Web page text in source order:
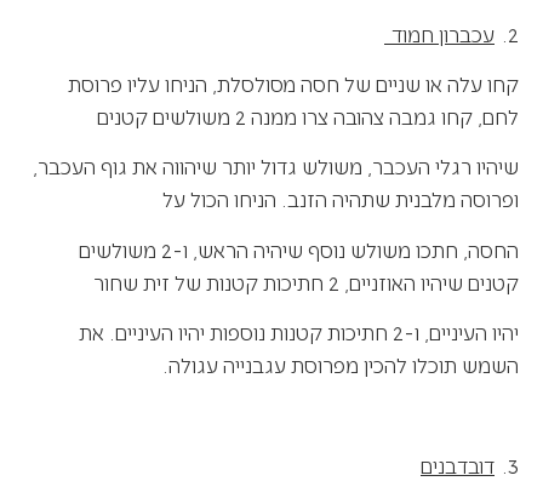
2. עכברון חמוד
קחו עלה או שניים של חסה מסולסלת, הניחו עליו פרוסת
לחם, קחו גמבה צהובה צרו ממנה 2 משולשים קטנים
שיהיו רגלי העכבר, משולש גדול יותר שיהווה את גוף העכבר,
ופרוסה מלבנית שתהיה הזנב. הניחו הכול על
החסה, חתכו משולש נוסף שיהיה הראש, ו-2 משולשים
קטנים שיהיו האוזניים, 2 חתיכות קטנות של זית שחור
יהיו העיניים, ו-2 חתיכות קטנות נוספות יהיו העיניים. את
השמש תוכלו להכין מפרוסת עגבנייה עגולה.
3. דובדבנים